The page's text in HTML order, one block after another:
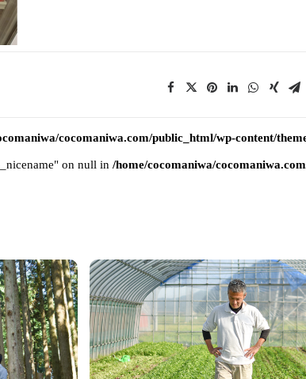
cocomaniwa.com/public_html/wp-content/
on null in /home/cocomaniwa/